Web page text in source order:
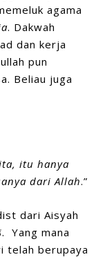
agama
. Dakwah
dan kerja
pun
Beliau juga
itu hanya
dari Allah.”
dari Aisyah
telah berupaya